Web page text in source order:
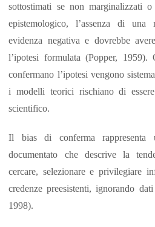
sottostimati se non marginalizzati
epistemologico, l’assenza di una
evidenza negativa e dovrebbe
l’ipotesi formulata (Popper,
confermano l’ipotesi vengono
i modelli teorici rischiano di
scientifico.
Il bias di conferma rappresenta
documentato che descrive la
cercare, selezionare e privilegiare
credenze preesistenti, ignorando
1998).